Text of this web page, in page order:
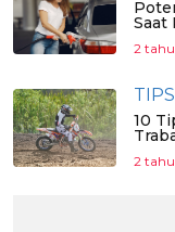
Saat
2
10
2